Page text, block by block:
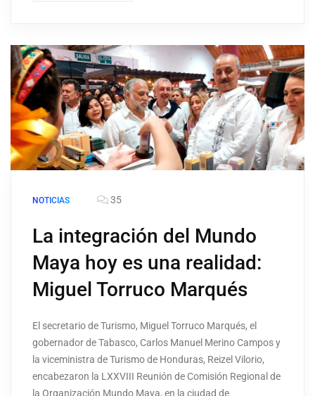
NOTICIAS 35
La integración del Mundo
Maya hoy es una realidad:
Miguel Torruco Marqués
El secretario de Turismo, Miguel Torruco Marqués, el
gobernador de Tabasco, Carlos Manuel Merino Campos y
la viceministra de Turismo de Honduras, Reizel Vilorio,
encabezaron la LXXVIII Reunión de Comisión Regional de
la Organización Mundo Maya, en la ciudad de